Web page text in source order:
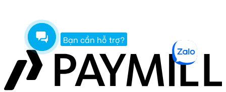
Bạn cần hỗ trợ?